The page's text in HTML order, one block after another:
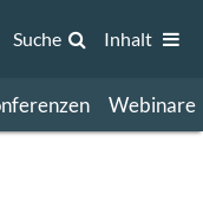
Webinare
Suche Inhalt